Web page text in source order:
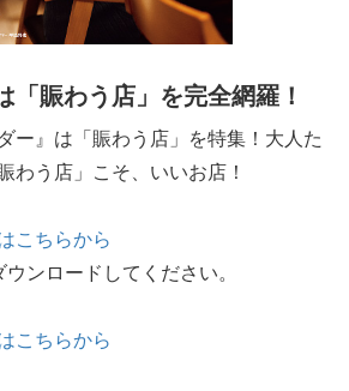
「賑わう店」を完全網羅！
ー』は「賑わう店」を特集！大人た
わう店」こそ、いいお店！
こちらから
ンロードしてください。
こちらから